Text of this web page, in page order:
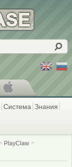
Система Знания
PlayClaw